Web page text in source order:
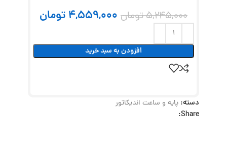
5,245,000تومان 4,559,000 تومان
افزودن به سبد خرید
دسته: پایه و ساعت اندیکاتور
Share: